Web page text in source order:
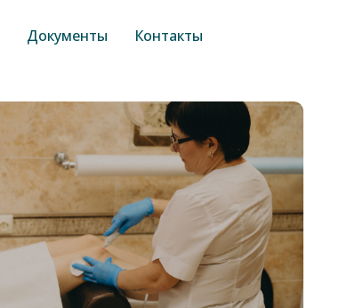
Документы Контакты